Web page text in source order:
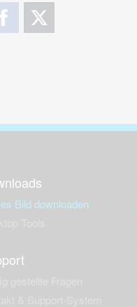
Bild downloaden